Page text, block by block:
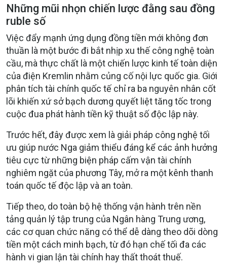
Những mũi nhọn chiến lược đằng sau đồng
ruble số
Việc đẩy mạnh ứng dụng đồng tiền mới không đơn
thuần là một bước đi bắt nhịp xu thế công nghệ toàn
cầu, mà thực chất là một chiến lược kinh tế toàn diện
của điện Kremlin nhằm củng cố nội lực quốc gia. Giới
phân tích tài chính quốc tế chỉ ra ba nguyên nhân cốt
lõi khiến xứ sở bạch dương quyết liệt tăng tốc trong
cuộc đua phát hành tiền kỹ thuật số độc lập này.
Trước hết, đây được xem là giải pháp công nghệ tối
ưu giúp nước Nga giảm thiểu đáng kể các ảnh hưởng
tiêu cực từ những biện pháp cấm vận tài chính
nghiêm ngặt của phương Tây, mở ra một kênh thanh
toán quốc tế độc lập và an toàn.
Tiếp theo, do toàn bộ hệ thống vận hành trên nền
tảng quản lý tập trung của Ngân hàng Trung ương,
các cơ quan chức năng có thể dễ dàng theo dõi dòng
tiền một cách minh bạch, từ đó hạn chế tối đa các
hành vi gian lận tài chính hay thất thoát thuế.